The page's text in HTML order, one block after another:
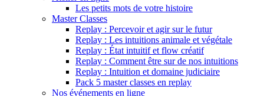
Les petits mots de votre histoire
Master Classes
Replay : Percevoir et agir sur le futur
Replay : Les intuitions animale et végétale
Replay : État intuitif et flow créatif
Replay : Comment être sur de nos intuitions
Replay : Intuition et domaine judiciaire
Pack 5 master classes en replay
Nos événements en ligne